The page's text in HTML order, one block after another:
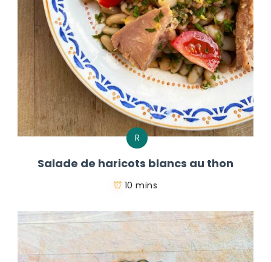
R
Salade de haricots blancs au thon
10 mins